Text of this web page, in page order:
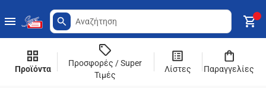
Προϊόντα
Προσφορές / Super
Τιμές
Λίστες Παραγγελίες